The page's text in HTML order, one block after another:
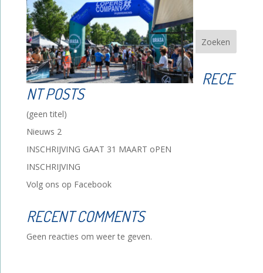
Zoeken
RECE
NT POSTS
(geen titel)
Nieuws 2
INSCHRIJVING GAAT 31 MAART oPEN
INSCHRIJVING
Volg ons op Facebook
RECENT COMMENTS
Geen reacties om weer te geven.